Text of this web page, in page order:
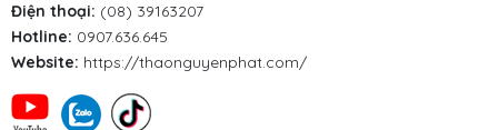
Điện thoại: (08) 39163207
Hotline: 0907.636.645
Website: https://thaonguyenphat.com/